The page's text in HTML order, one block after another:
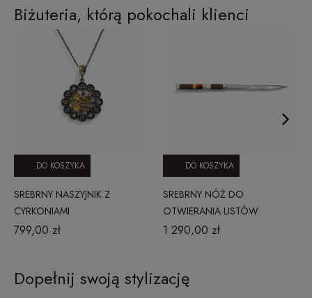
Biżuteria, którą pokochali klienci
SREBRNY NASZYJNIK Z
CYRKONIAMI
799,00 zł
DO KOSZYKA
SREBRNY NÓŻ DO
OTWIERANIA LISTÓW
1 290,00 zł
DO KOSZYKA
Dopełnij swoją stylizację